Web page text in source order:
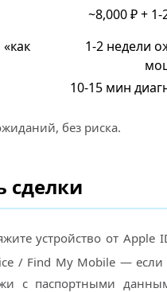
~8,000 ₽ +
1-2 недели
10-15 мин
без риска.
сделки
устройство от
/ Find My Mobile —
с паспортными